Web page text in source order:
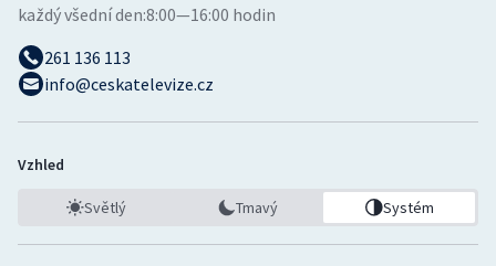
Sportovní střelba
Stolní tenis
Triatlon
Veslování
každý všední den:8:00—16:00 hodin
261 136 113
info@ceskatelevize.cz
Vzhled
Světlý Tmavý Systém